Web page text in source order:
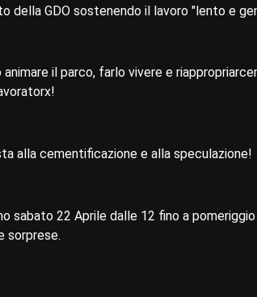
della GDO sostenendo il lavoro "lento e
animare il parco, farlo vivere e
alla cementificazione e alla speculazione!
sabato 22 Aprile dalle 12 fino a
sorprese.